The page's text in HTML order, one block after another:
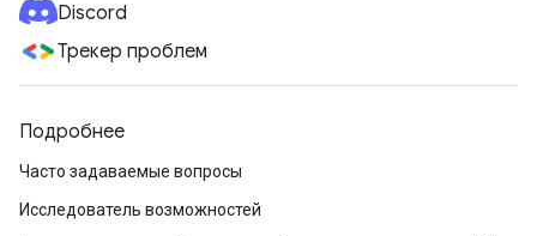
Discord
Трекер проблем
Подробнее
Часто задаваемые вопросы
Исследователь возможностей